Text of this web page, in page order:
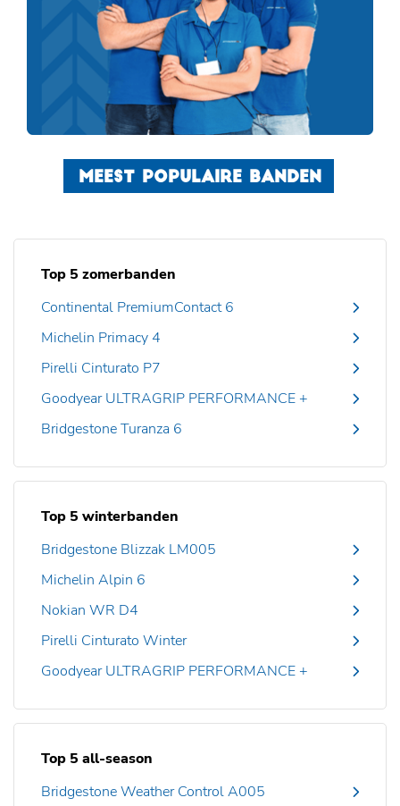
MEEST POPULAIRE BANDEN
Top 5 zomerbanden
Continental PremiumContact 6
Michelin Primacy 4
Pirelli Cinturato P7
Goodyear ULTRAGRIP PERFORMANCE +
Bridgestone Turanza 6
Top 5 winterbanden
Bridgestone Blizzak LM005
Michelin Alpin 6
Nokian WR D4
Pirelli Cinturato Winter
Goodyear ULTRAGRIP PERFORMANCE +
Top 5 all-season
Bridgestone Weather Control A005